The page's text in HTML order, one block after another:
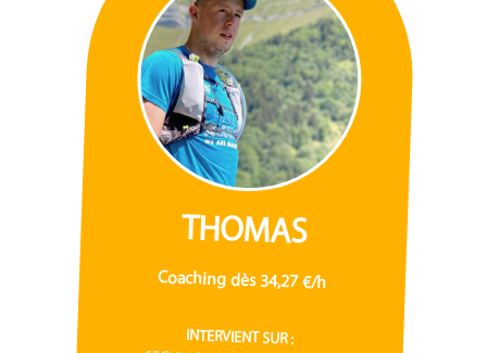
THOMAS
Coaching dès 34,27 €/h
INTERVIENT SUR :